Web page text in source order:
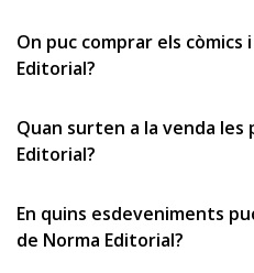
On puc comprar els còmics
Editorial?
Quan surten a la venda les
Editorial?
En quins esdeveniments
de Norma Editorial?